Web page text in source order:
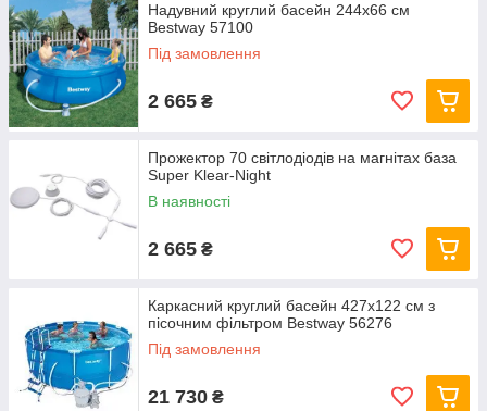
Надувний круглий басейн 244х66 см
Bestway 57100
Під замовлення
2 665 ₴
Прожектор 70 світлодіодів на магнітах база
Super Klear-Night
В наявності
2 665 ₴
Каркасний круглий басейн 427x122 см з
пісочним фільтром Bestway 56276
Під замовлення
21 730 ₴